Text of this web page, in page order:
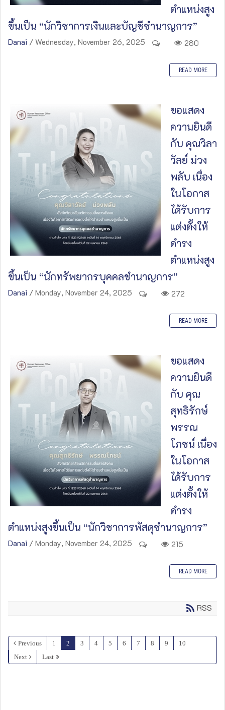
ตำแหน่งสูง
ขึ้นเป็น “นักวิชาการเงินและบัญชีชำนาญการ”
Danai / Wednesday, November 26, 2025 280
READ MORE
ขอแสดง
ความยินดี
กับ คุณวิลา
วัลย์ ม่วง
พลับ เนื่อง
ในโอกาส
ได้รับการ
แต่งตั้งให้
ดำรง
ตำแหน่งสูง
ขึ้นเป็น “นักทรัพยากรบุคคลชำนาญการ”
Danai / Monday, November 24, 2025 272
READ MORE
ขอแสดง
ความยินดี
กับ คุณ
สุทธิรักษ์
พรรณ
โภชน์ เนื่อง
ในโอกาส
ได้รับการ
แต่งตั้งให้
ดำรง
ตำแหน่งสูงขึ้นเป็น “นักวิชาการพัสดุชำนาญการ”
Danai / Monday, November 24, 2025 215
READ MORE
RSS
Previous 1 2 3 4 5 6 7 8 9
10
Next
Last